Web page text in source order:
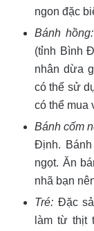
ngon đặc
Bánh hồng:
(tỉnh Bình
nhân dừa
có thể sử
có thể mua
Bánh cốm
Định.
ngọt. Ăn
nhã bạn
Tré: Đặc
làm từ thịt